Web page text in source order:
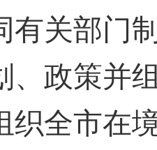
有关部门
、政策并
织全市在